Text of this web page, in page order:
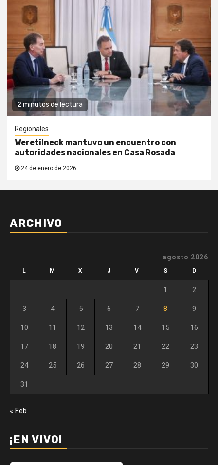
2 minutos de lectura
Regionales
Weretilneck mantuvo un encuentro con
autoridades nacionales en Casa Rosada
24 de enero de 2026
ARCHIVO
agosto 2026
L M X J V S D
1 2
3 4 5 6 7 8 9
10 11 12 13 14 15 16
17 18 19 20 21 22 23
24 25 26 27 28 29 30
31
« Feb
¡EN VIVO!